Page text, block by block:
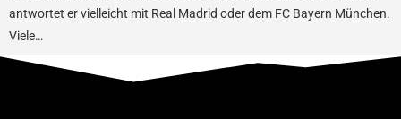
antwortet er vielleicht mit Real Madrid oder dem FC Bayern München.
Viele…